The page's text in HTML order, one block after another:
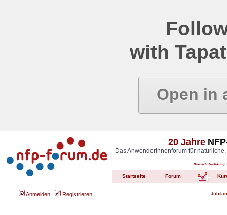
with
Open in
20 Jahre
Das Anwenderinnenforum für
Datenschutzerklärung
Startseite Forum
Anmelden Registrieren